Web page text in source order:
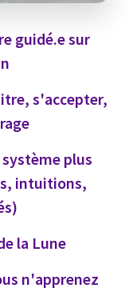
guidé.e sur
s'accepter,
plus
intuitions,
la Lune
n'apprenez